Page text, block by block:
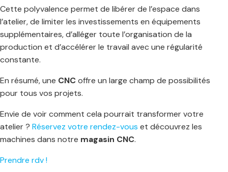
Cette polyvalence permet de libérer de l’espace dans
l’atelier, de limiter les investissements en équipements
supplémentaires, d’alléger toute l’organisation de la
production et d’accélérer le travail avec une régularité
constante.
En résumé, une CNCoffre un large champ de possibilités
pour tous vos projets.
Envie de voir comment cela pourrait transformer votre
atelier ? Réservez votre rendez-vous et découvrez les
machines dans notre magasin CNC.
Prendre rdv !